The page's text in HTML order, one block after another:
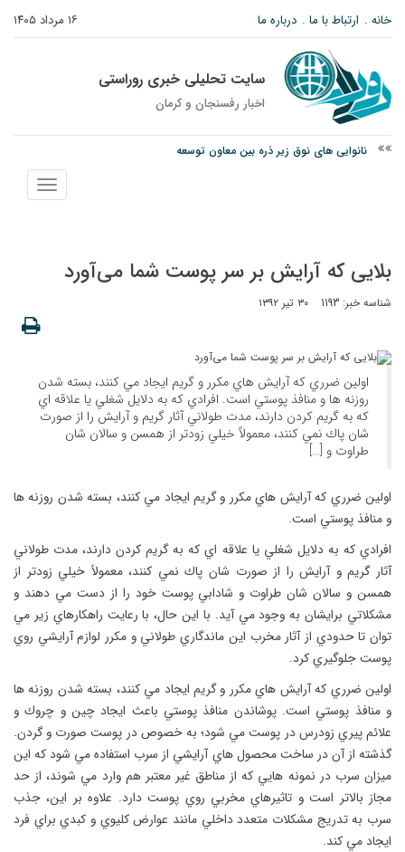
۱۶ مرداد ۱۴۰۵ خانه ارتباط با ما درباره ما
سایت تحلیلی خبری روراستی
اخبار رفسنجان و كرمان
نانوایی های نوق زیر ذره بین معاون توسعه
نمایش
منو
بلايی که آرايش بر سر پوست شما می‌آورد
شناسه خبر: 1193 ۳۰ تیر ۱۳۹۲
اولين ضرري كه آرايش هاي مكرر و گريم ايجاد مي كنند، بسته شدن
روزنه ها و منافذ پوستي است. افرادي كه به دلايل شغلي يا علاقه اي
كه به گريم كردن دارند، مدت طولاني آثار گريم و آرايش را از صورت
شان پاك نمي كنند، معمولاً خيلي زودتر از همسن و سالان شان
طراوت و […]
اولين ضرري كه آرايش هاي مكرر و گريم ايجاد مي كنند، بسته شدن روزنه ها
و منافذ پوستي است.
افرادي كه به دلايل شغلي يا علاقه اي كه به گريم كردن دارند، مدت طولاني
آثار گريم و آرايش را از صورت شان پاك نمي كنند، معمولاً خيلي زودتر از
همسن و سالان شان طراوت و شادابي پوست خود را از دست مي دهند و
مشكلاتي برايشان به وجود مي آيد. با اين حال، با رعايت راهكارهاي زير مي
توان تا حدودي از آثار مخرب اين ماندگاري طولاني و مكرر لوازم آرايشي روي
پوست جلوگيري كرد.
اولين ضرري كه آرايش هاي مكرر و گريم ايجاد مي كنند، بسته شدن روزنه ها
و منافذ پوستي است. پوشاندن منافذ پوستي باعث ايجاد چين و چروك و
علائم پيري زودرس در پوست مي شود؛ به خصوص در پوست صورت و گردن.
گذشته از آن در ساخت محصول هاي آرايشي از سرب استفاده مي شود كه اين
ميزان سرب در نمونه هايي كه از مناطق غير معتبر هم وارد مي شوند، از حد
مجاز بالاتر است و تاثيرهاي مخربي روي پوست دارد. علاوه بر اين، جذب
سرب به تدريج مشكلات متعدد داخلي مانند عوارض كليوي و كبدي براي فرد
ايجاد مي كند.